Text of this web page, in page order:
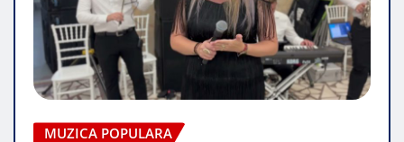
MUZICA POPULARA